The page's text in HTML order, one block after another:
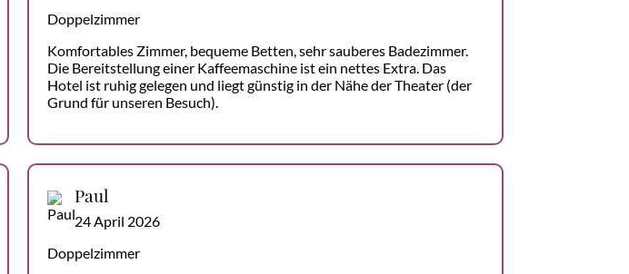
Doppelzimmer
Komfortables Zimmer, bequeme Betten, sehr sauberes Badezimmer.
Die Bereitstellung einer Kaffeemaschine ist ein nettes Extra. Das
Hotel ist ruhig gelegen und liegt günstig in der Nähe der Theater (der
Grund für unseren Besuch).
Paul
24 April 2026
Doppelzimmer